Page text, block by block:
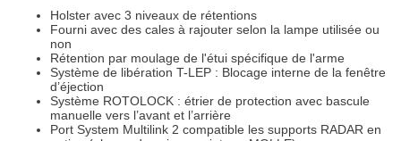
Holster avec 3 niveaux de rétentions
Fourni avec des cales à rajouter selon la lampe utilisée ou
non
Rétention par moulage de l'étui spécifique de l'arme
Système de libération T-LEP : Blocage interne de la fenêtre
d’éjection
Système ROTOLOCK : étrier de protection avec bascule
manuelle vers l’avant et l’arrière
Port System Multilink 2 compatible les supports RADAR en